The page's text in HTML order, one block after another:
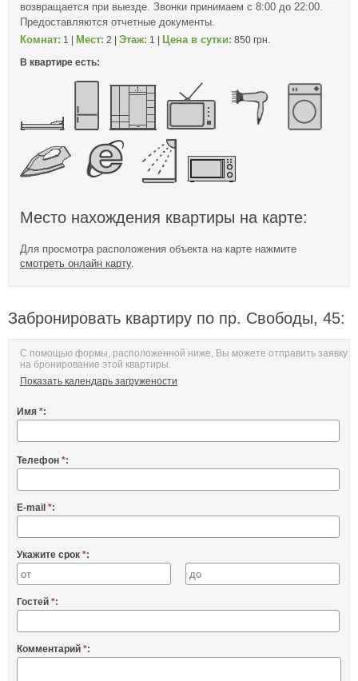
возвращается при выезде. Звонки принимаем с 8:00 до 22:00.
Предоставляются отчетные документы.
Комнат: 1 | Мест: 2 | Этаж: 1 | Цена в сутки: 850 грн.
В квартире есть:
Место нахождения квартиры на карте:
Для просмотра расположения объекта на карте нажмите
смотреть онлайн карту.
Забронировать квартиру по пр. Свободы, 45:
С помощью формы, расположенной ниже, Вы можете отправить заявку
на бронирование этой квартиры.
Показать календарь загружености
Имя *:
Телефон *:
E-mail *:
Укажите срок *:
Гостей *:
Комментарий *: